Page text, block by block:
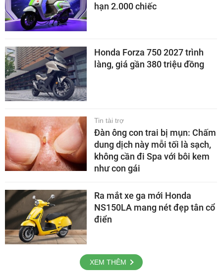
hạn 2.000 chiếc
Honda Forza 750 2027 trình
làng, giá gần 380 triệu đồng
Tin tài trợ
Đàn ông con trai bị mụn: Chấm
dung dịch này mỗi tối là sạch,
không cần đi Spa với bôi kem
như con gái
Ra mắt xe ga mới Honda
NS150LA mang nét đẹp tân cổ
điển
XEM THÊM